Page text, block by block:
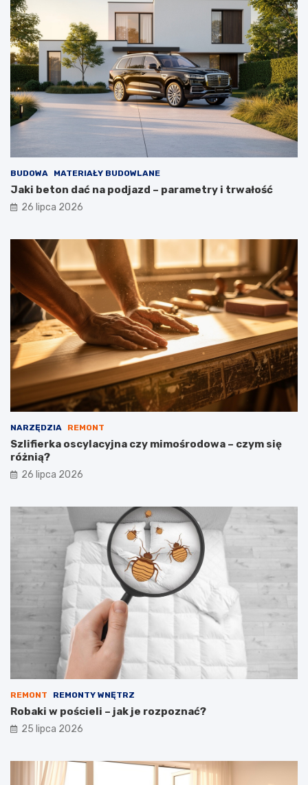
BUDOWA MATERIAŁY BUDOWLANE
Jaki beton dać na podjazd – parametry i trwałość
26 lipca 2026
NARZĘDZIA REMONT
Szlifierka oscylacyjna czy mimośrodowa – czym się
różnią?
26 lipca 2026
REMONT REMONTY WNĘTRZ
Robaki w pościeli – jak je rozpoznać?
25 lipca 2026